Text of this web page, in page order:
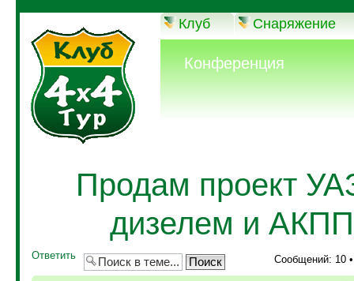
Клуб Снаряжение
Конференция
Продам проект
дизелем и АКПП
Ответить Сообщений: 10